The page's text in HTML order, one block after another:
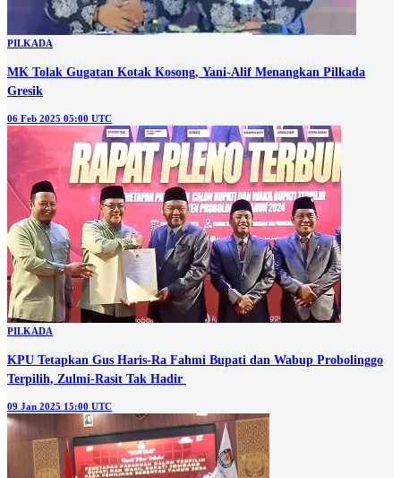
PILKADA
MK Tolak Gugatan Kotak Kosong, Yani-Alif Menangkan Pilkada
Gresik
06 Feb 2025 05:00 UTC
PILKADA
KPU Tetapkan Gus Haris-Ra Fahmi Bupati dan Wabup Probolinggo
Terpilih, Zulmi-Rasit Tak Hadir
09 Jan 2025 15:00 UTC